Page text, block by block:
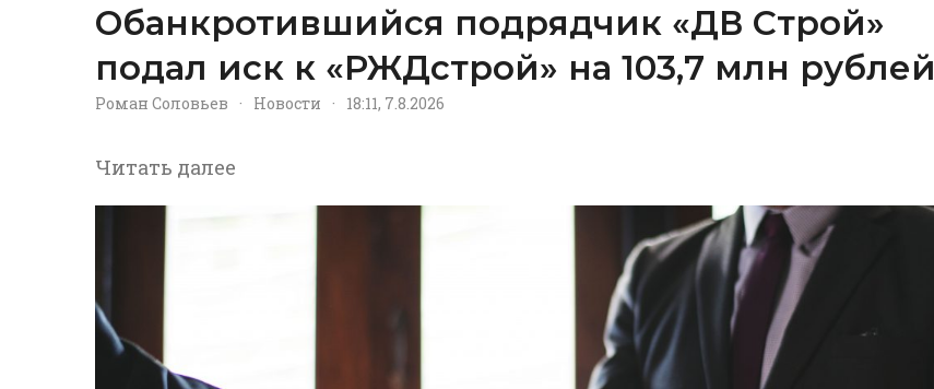
Обанкротившийся подрядчик «ДВ Строй»
подал иск к «РЖДстрой» на 103,7 млн рублей
Роман Соловьев · Новости · 18:11, 7.8.2026
Читать далее